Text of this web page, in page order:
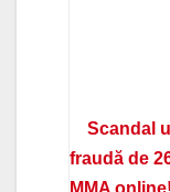
Scandal
fraudă de